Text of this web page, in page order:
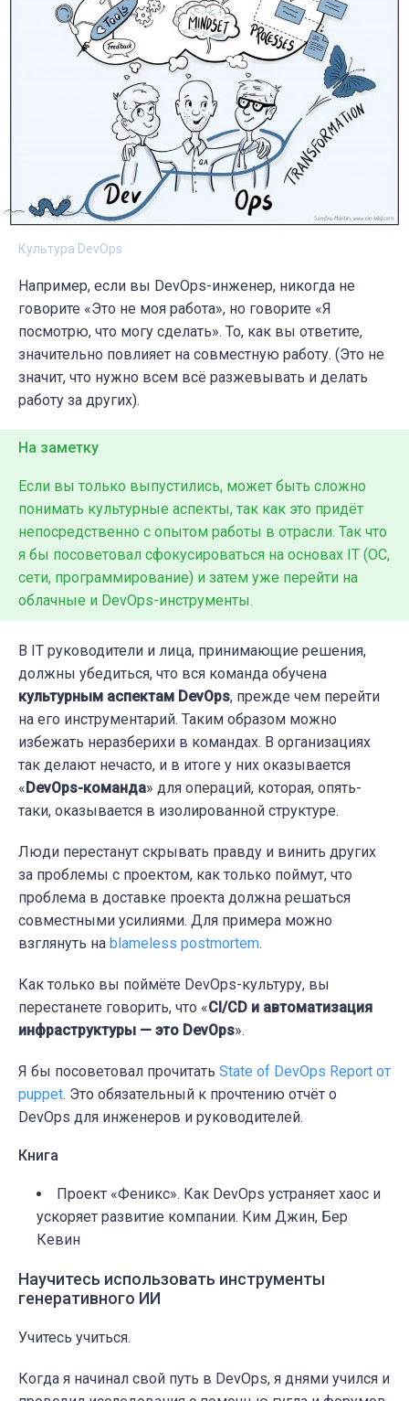
Культура DevOps
Например, если вы DevOps-инженер, никогда не
говорите «Это не моя работа», но говорите «Я
посмотрю, что могу сделать». То, как вы ответите,
значительно повлияет на совместную работу. (Это не
значит, что нужно всем всё разжевывать и делать
работу за других).
На заметку
Если вы только выпустились, может быть сложно
понимать культурные аспекты, так как это придёт
непосредственно с опытом работы в отрасли. Так что
я бы посоветовал сфокусироваться на основах IT (ОС,
сети, программирование) и затем уже перейти на
облачные и DevOps-инструменты.
В IT руководители и лица, принимающие решения,
должны убедиться, что вся команда обучена
культурным аспектам DevOps, прежде чем перейти
на его инструментарий. Таким образом можно
избежать неразберихи в командах. В организациях
так делают нечасто, и в итоге у них оказывается
«DevOps-команда» для операций, которая, опять-
таки, оказывается в изолированной структуре.
Люди перестанут скрывать правду и винить других
за проблемы с проектом, как только поймут, что
проблема в доставке проекта должна решаться
совместными усилиями. Для примера можно
взглянуть на blameless postmortem.
Как только вы поймёте DevOps-культуру, вы
перестанете говорить, что «CI/CD и автоматизация
инфраструктуры — это DevOps».
Я бы посоветовал прочитать State of DevOps Report от
puppet. Это обязательный к прочтению отчёт о
DevOps для инженеров и руководителей.
Книга
Проект «Феникс». Как DevOps устраняет хаос и
ускоряет развитие компании. Ким Джин, Бер
Кевин
Научитесь использовать инструменты
генеративного ИИ
Учитесь учиться.
Когда я начинал свой путь в DevOps, я днями учился и